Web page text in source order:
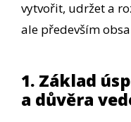
vytvořit, udržet a
ale především
1. Základ
a důvěra